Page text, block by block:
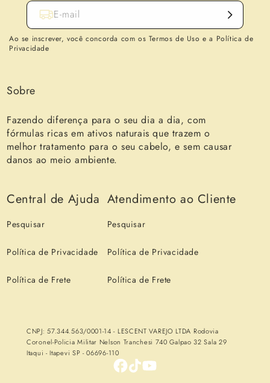
E-mail
Ao se inscrever, você concorda com os Termos de Uso e a Política de
Privacidade
Sobre
Fazendo diferença para o seu dia a dia, com
fórmulas ricas em ativos naturais que trazem o
melhor tratamento para o seu cabelo, e sem causar
danos ao meio ambiente.
Central de Ajuda
Pesquisar
Política de Privacidade
Política de Frete
Atendimento ao Cliente
Pesquisar
Política de Privacidade
Política de Frete
CNPJ: 57.344.563/0001-14 - LESCENT VAREJO LTDA Rodovia
Coronel-Policia Militar Nelson Tranchesi 740 Galpao 32 Sala 29
Itaqui - Itapevi SP - 06696-110